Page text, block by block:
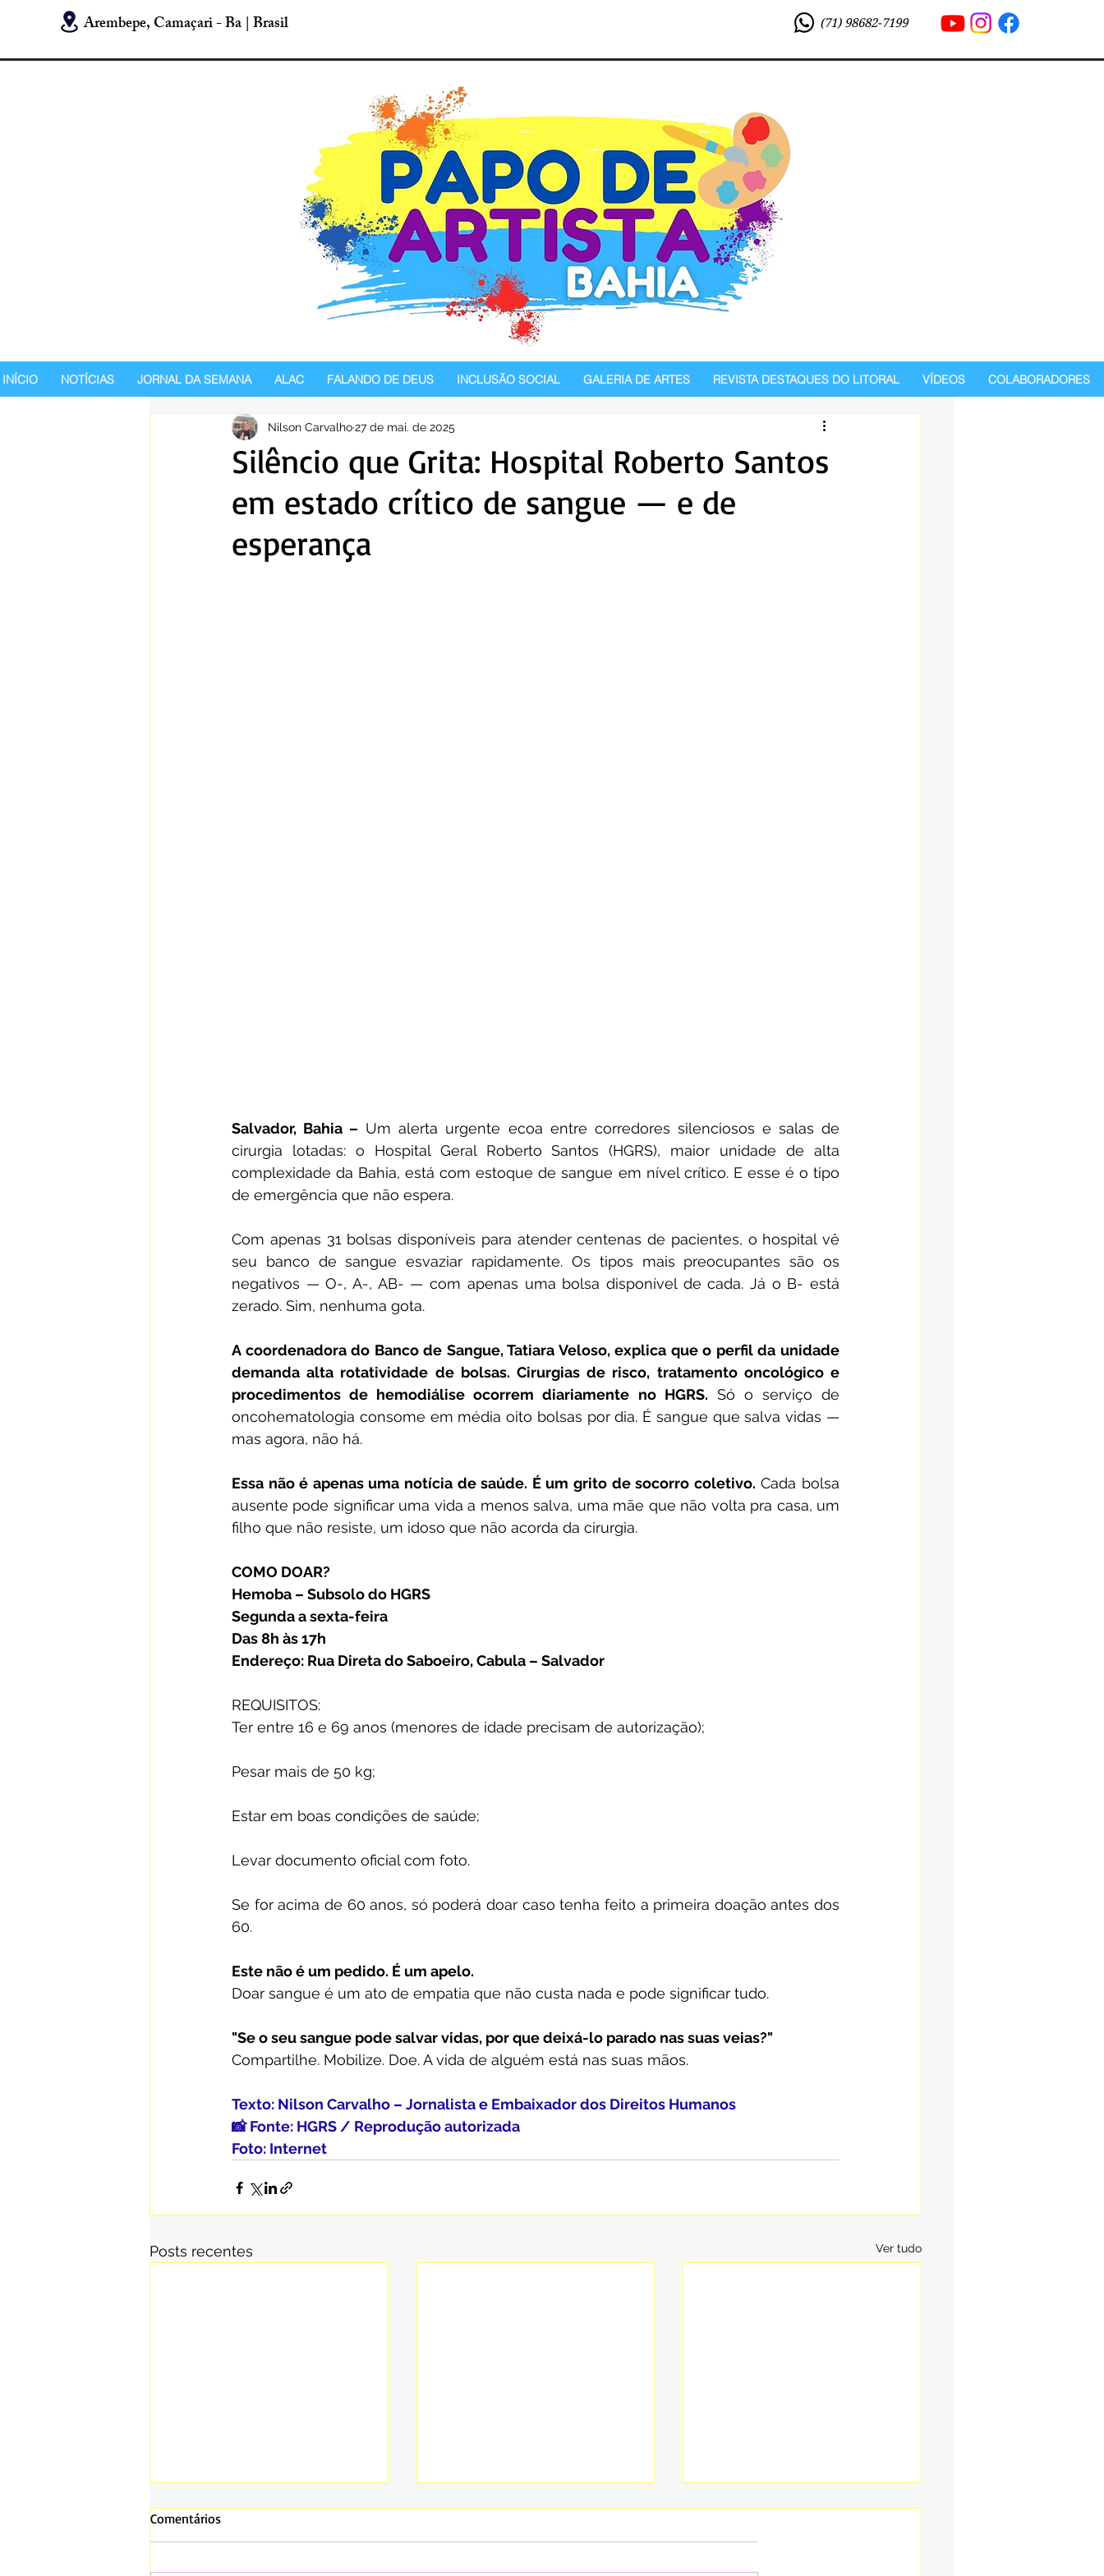
Arembepe, Camaçari - Ba | Brasil (71) 98682-7199
INÍCIO NOTÍCIAS JORNAL DA SEMANA ALAC FALANDO DE DEUS INCLUSÃO SOCIAL GALERIA DE ARTES REVISTA DESTAQUES DO LITORAL VÍDEOS COLABORADORES
Silêncio que Grita: Hospital Roberto Santos
em estado crítico de sangue — e de
esperança
Nilson Carvalho27 de mai. de 2025
Salvador, Bahia – Um alerta urgente ecoa entre corredores silenciosos e salas de
cirurgia lotadas: o Hospital Geral Roberto Santos (HGRS), maior unidade de alta
complexidade da Bahia, está com estoque de sangue em nível crítico. E esse é o tipo
de emergência que não espera.
Com apenas 31 bolsas disponíveis para atender centenas de pacientes, o hospital vê
seu banco de sangue esvaziar rapidamente. Os tipos mais preocupantes são os
negativos — O-, A-, AB- — com apenas uma bolsa disponível de cada. Já o B- está
zerado. Sim, nenhuma gota.
A coordenadora do Banco de Sangue, Tatiara Veloso, explica que o perfil da unidade
demanda alta rotatividade de bolsas. Cirurgias de risco, tratamento oncológico e
procedimentos de hemodiálise ocorrem diariamente no HGRS. Só o serviço de
oncohematologia consome em média oito bolsas por dia. É sangue que salva vidas —
mas agora, não há.
Essa não é apenas uma notícia de saúde. É um grito de socorro coletivo. Cada bolsa
ausente pode significar uma vida a menos salva, uma mãe que não volta pra casa, um
filho que não resiste, um idoso que não acorda da cirurgia.
COMO DOAR?
Hemoba – Subsolo do HGRS
Segunda a sexta-feira
Das 8h às 17h
Endereço: Rua Direta do Saboeiro, Cabula – Salvador
REQUISITOS:
Ter entre 16 e 69 anos (menores de idade precisam de autorização);
Pesar mais de 50 kg;
Estar em boas condições de saúde;
Levar documento oficial com foto.
Se for acima de 60 anos, só poderá doar caso tenha feito a primeira doação antes dos
60.
Este não é um pedido. É um apelo.
Doar sangue é um ato de empatia que não custa nada e pode significar tudo.
"Se o seu sangue pode salvar vidas, por que deixá-lo parado nas suas veias?"
Compartilhe. Mobilize. Doe. A vida de alguém está nas suas mãos.
Texto: Nilson Carvalho – Jornalista e Embaixador dos Direitos Humanos
📸 Fonte: HGRS / Reprodução autorizada
Foto: Internet
Posts recentes Ver tudo
Comentários